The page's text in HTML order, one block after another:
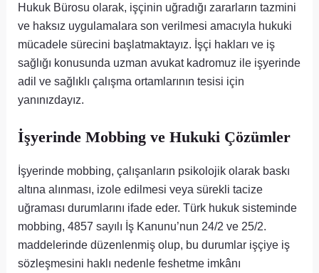
Hukuk Bürosu olarak, işçinin uğradığı zararların tazmini
ve haksız uygulamalara son verilmesi amacıyla hukuki
mücadele sürecini başlatmaktayız. İşçi hakları ve iş
sağlığı konusunda uzman avukat kadromuz ile işyerinde
adil ve sağlıklı çalışma ortamlarının tesisi için
yanınızdayız.
İşyerinde Mobbing ve Hukuki Çözümler
İşyerinde mobbing, çalışanların psikolojik olarak baskı
altına alınması, izole edilmesi veya sürekli tacize
uğraması durumlarını ifade eder. Türk hukuk sisteminde
mobbing, 4857 sayılı İş Kanunu’nun 24/2 ve 25/2.
maddelerinde düzenlenmiş olup, bu durumlar işçiye iş
sözleşmesini haklı nedenle feshetme imkânı